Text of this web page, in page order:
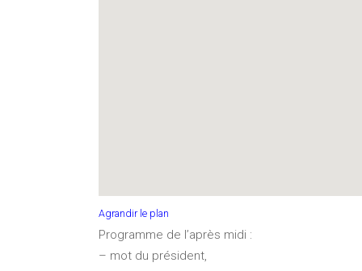
Agrandir le plan
Programme de l’après midi :
– mot du président,